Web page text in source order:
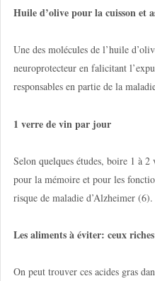
Huile d’olive pour la cuisson et
Une des molécules de l’huile
neuroprotecteur en falicitant
responsables en partie de la
1 verre de vin par jour
Selon quelques études, boire 1 à
pour la mémoire et pour les
risque de maladie d’Alzheimer (6).
Les aliments à éviter: ceux
On peut trouver ces acides gras